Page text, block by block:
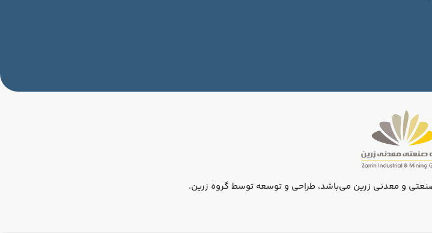
و معدنی زرین می‌باشد، طراحی و توسعه توسط گروه زرین.